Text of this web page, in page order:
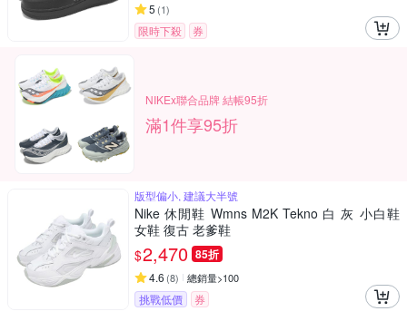
5 (1)
限時下殺 券
NIKEx聯合品牌 結帳95折
滿1件享95折
版型偏小, 建議大半號
Nike 休閒鞋 Wmns M2K Tekno 白 灰 小白鞋
女鞋 復古 老爹鞋
$2,470 85折
4.6 (8) 總銷量>100
挑戰低價
券